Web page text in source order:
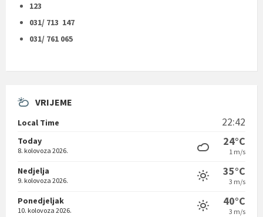
123
031/ 713 147
031/ 761 065
VRIJEME
Local Time 22:42
Today
8. kolovoza 2026.
24°C
1 m/s
Nedjelja
9. kolovoza 2026.
35°C
3 m/s
Ponedjeljak
10. kolovoza 2026.
40°C
3 m/s